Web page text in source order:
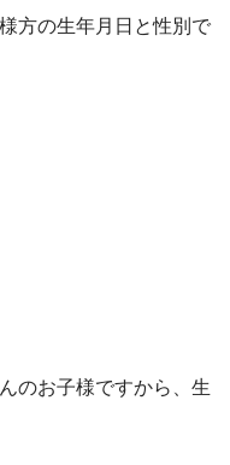
方の生年月日と性別で
のお子様ですから、生